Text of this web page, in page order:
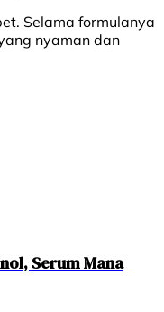
Selama formulanya
nyaman dan
Serum Mana